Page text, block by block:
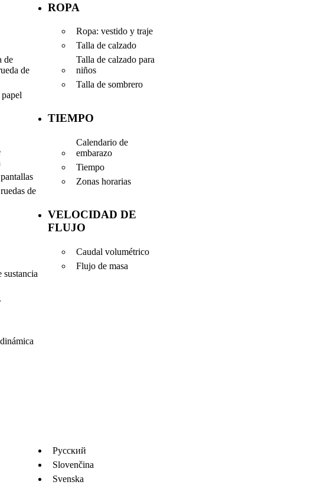
de
de
de
sustancia
ROPA
Ropa: vestido y traje
Talla de calzado
Talla de calzado para
niños
Talla de sombrero
TIEMPO
Calendario de
embarazo
Tiempo
Zonas horarias
VELOCIDAD DE
FLUJO
Caudal volumétrico
Flujo de masa
Русский
Slovenčina
Svenska